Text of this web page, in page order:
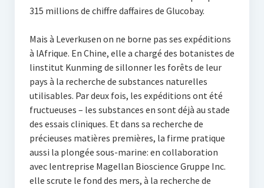
315 millions de chiffre daffaires de Glucobay.
Mais à Leverkusen on ne borne pas ses expéditions
à lAfrique. En Chine, elle a chargé des botanistes de
linstitut Kunming de sillonner les forêts de leur
pays à la recherche de substances naturelles
utilisables. Par deux fois, les expéditions ont été
fructueuses – les substances en sont déjà au stade
des essais cliniques. Et dans sa recherche de
précieuses matières premières, la firme pratique
aussi la plongée sous-marine: en collaboration
avec lentreprise Magellan Bioscience Gruppe Inc.
elle scrute le fond des mers, à la recherche de